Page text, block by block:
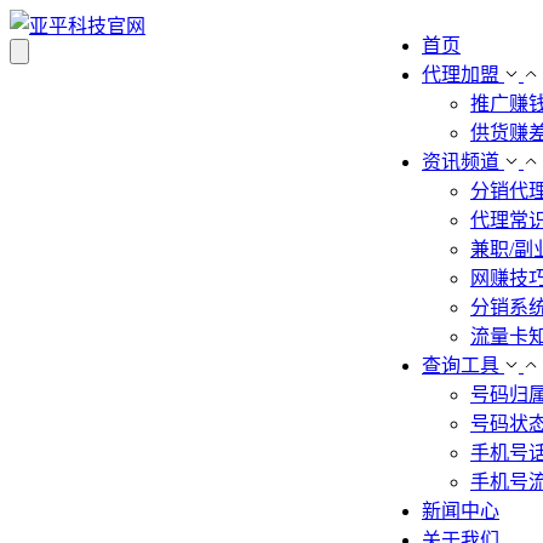
首页
代理加盟
推广赚
供货赚
资讯频道
分销代
代理常
兼职/副
网赚技
分销系
流量卡
查询工具
号码归
号码状
手机号
手机号
新闻中心